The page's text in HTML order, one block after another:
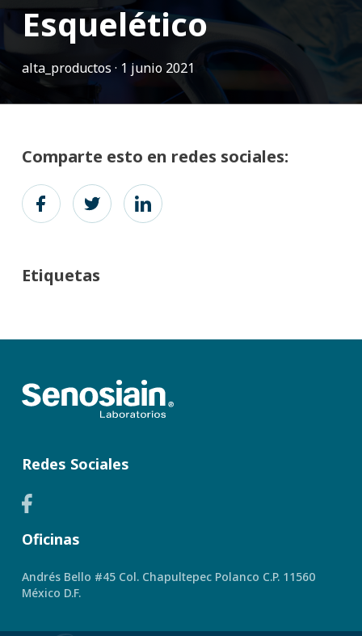
Esquelético
alta_productos · 1 junio 2021
Comparte esto en redes sociales:
Etiquetas
Redes Sociales
Oficinas
Andrés Bello #45 Col. Chapultepec Polanco C.P. 11560
México D.F.